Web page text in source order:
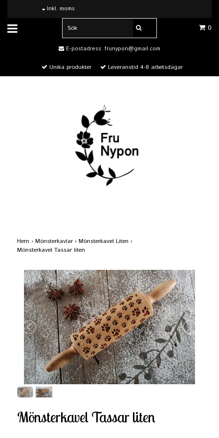
Inkl. moms
0
E-postadress: frunypon@gmail.com
Unika produkter Leveranstid 4-8 arbetsdagar
Hem › Mönsterkavlar › Mönsterkavel Liten ›
Mönsterkavel Tassar liten
Mönsterkavel Tassar liten